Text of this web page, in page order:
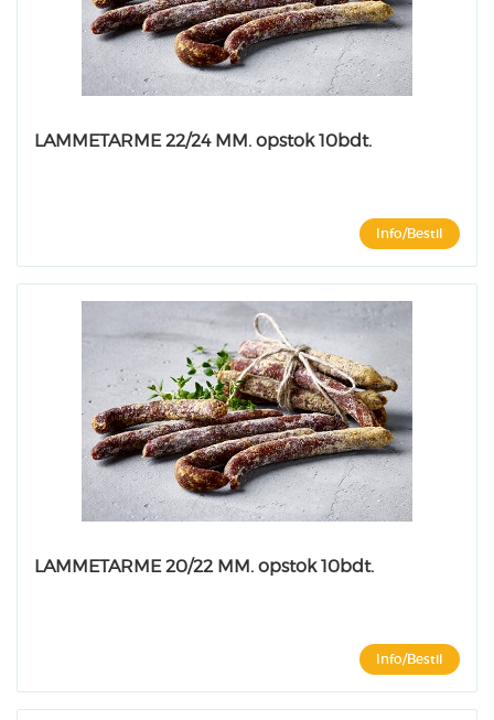
LAMMETARME 22/24 MM. opstok 10bdt.
Info/Bestil
LAMMETARME 20/22 MM. opstok 10bdt.
Info/Bestil